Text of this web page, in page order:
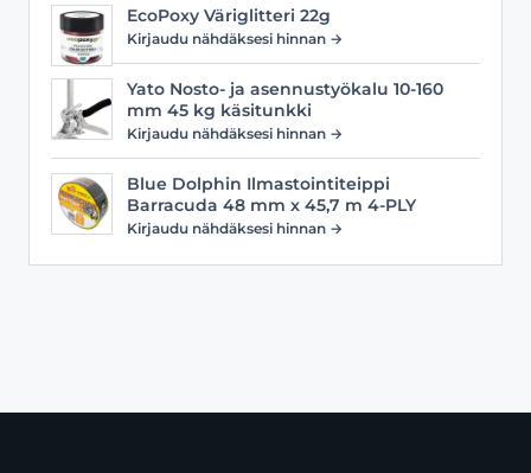
EcoPoxy Väriglitteri 22g
Kirjaudu nähdäksesi hinnan →
Yato Nosto- ja asennustyökalu 10-160
mm 45 kg käsitunkki
Kirjaudu nähdäksesi hinnan →
Blue Dolphin Ilmastointiteippi
Barracuda 48 mm x 45,7 m 4-PLY
Kirjaudu nähdäksesi hinnan →